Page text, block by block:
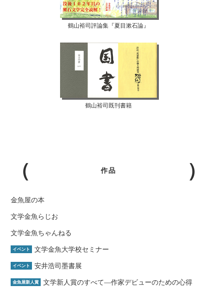
鶴山裕司評論集『夏目漱石論』
鶴山裕司既刊書籍
作品
金魚屋の本
文学金魚らじお
文学金魚ちゃんねる
イベント 文学金魚大学校セミナー
イベント 安井浩司墨書展
金魚屋新人賞 文学新人賞のすべて―作家デビューのための心得